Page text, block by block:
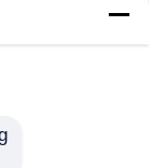
50Hz DCの